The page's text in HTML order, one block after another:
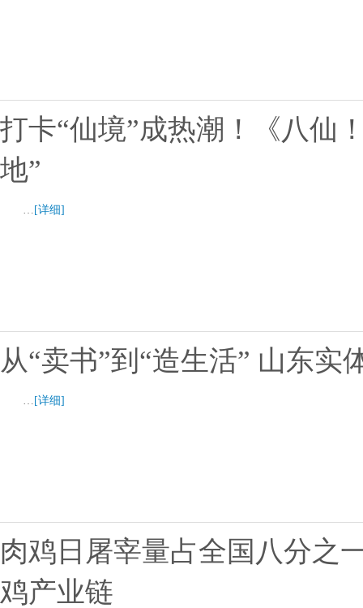
打卡“仙境”成热潮！《八仙
地”
… [详细]
从“卖书”到“造生活” 山东实
… [详细]
肉鸡日屠宰量占全国八分之
鸡产业链